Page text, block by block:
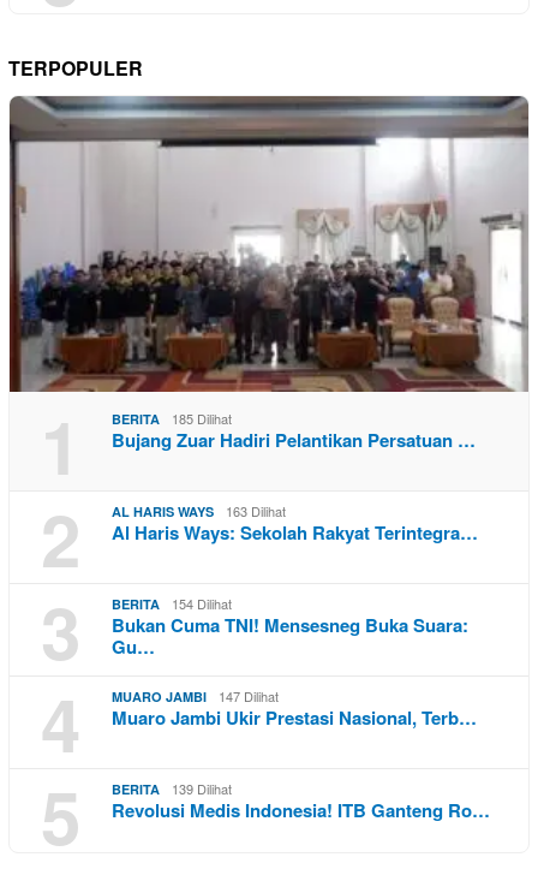
TERPOPULER
1 BERITA 185 Dilihat
Bujang Zuar Hadiri Pelantikan Persatuan …
2 AL HARIS WAYS 163 Dilihat
Al Haris Ways: Sekolah Rakyat Terintegra…
3 BERITA 154 Dilihat
Bukan Cuma TNI! Mensesneg Buka Suara:
Gu…
4 MUARO JAMBI 147 Dilihat
Muaro Jambi Ukir Prestasi Nasional, Terb…
5 BERITA 139 Dilihat
Revolusi Medis Indonesia! ITB Ganteng Ro…